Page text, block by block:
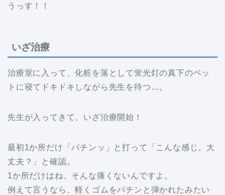
うっす！！
いざ治療
治療室に入って、化粧を落として蛍光灯の真下のベッ
トに寝てドキドキしながら先生を待つ…。
先生が入ってきて、いざ治療開始！
最初1か所だけ「パチンッ」と打って「こんな感じ。大
丈夫？」と確認。
1か所だけはね、そんな痛くないんですよ。
例えて言うなら、軽くゴムをパチンと弾かれたみたい